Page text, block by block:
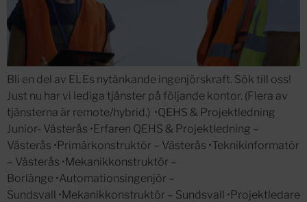
Bli en del av ELEs nytänkande ingenjörskraft. Sök till oss!
Just nu har vi lediga tjänster på följande kontor. (Flera av
tjänsterna är remote/hybrid.) •QEHS & Projektledning
Junior- Västerås •Erfaren QEHS & Projektledning –
Västerås •Primärkonstruktör – Västerås •Teknikinformatör
– Västerås •Mekanikkonstruktör –
Borlänge •Automationsingenjör –
Sundsvall •Mekanikkonstruktör – Sundsvall •Projektledare